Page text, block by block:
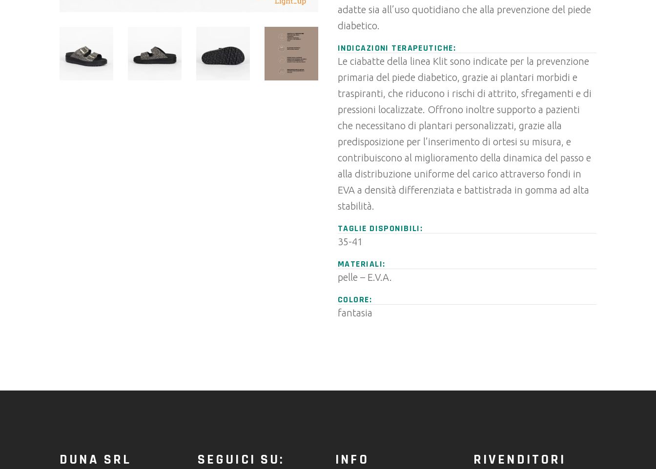
adatte sia all’uso quotidiano che alla prevenzione del piede
diabetico.
INDICAZIONI TERAPEUTICHE:
Le ciabatte della linea Klit sono indicate per la prevenzione
primaria del piede diabetico, grazie ai plantari morbidi e
traspiranti, che riducono i rischi di attrito, sfregamenti e di
pressioni localizzate. Offrono inoltre supporto a pazienti
che necessitano di plantari personalizzati, grazie alla
predisposizione per l’inserimento di ortesi su misura, e
contribuiscono al miglioramento della dinamica del passo e
alla distribuzione uniforme del carico attraverso fondi in
EVA a densità differenziata e battistrada in gomma ad alta
stabilità.
TAGLIE DISPONIBILI:
35-41
MATERIALI:
pelle – E.V.A.
COLORE:
fantasia
DUNA SRL SEGUICI SU: INFO RIVENDITORI